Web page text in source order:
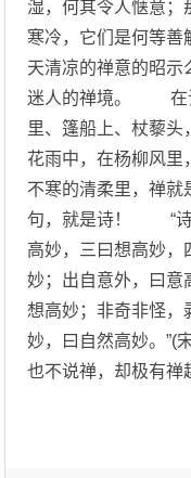
湿，何其令人惬意；
寒冷，它们是何等善
天清凉的禅意的昭示
迷人的禅境。 在诗
里、篷船上、杖藜
花雨中，在杨柳风里
不寒的清柔里，禅就
句，就是诗！ “诗
高妙，三曰想高妙，
妙；出自意外，曰意
想高妙；非奇非怪，
妙，曰自然高妙。”(
也不说禅，却极有禅